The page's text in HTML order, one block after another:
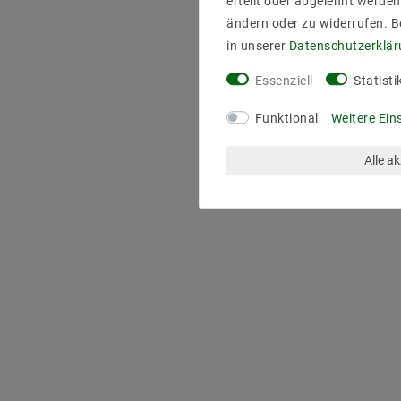
ändern oder zu widerrufen.
in unserer
Essenziell
Funktional Weitere
Alle